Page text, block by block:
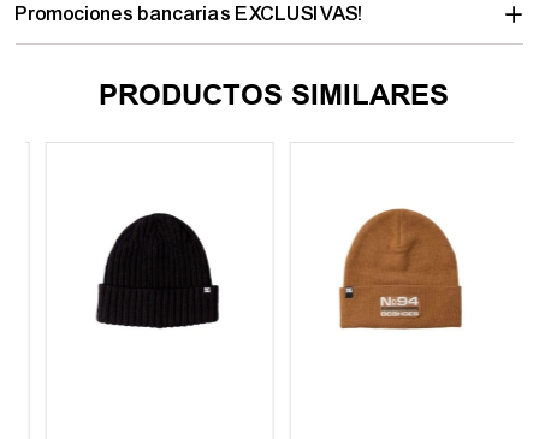
Promociones bancarias EXCLUSIVAS!
PRODUCTOS SIMILARES